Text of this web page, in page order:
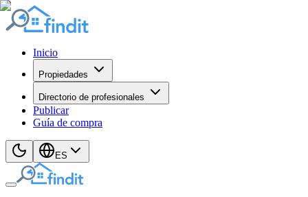
Inicio
Propiedades
Directorio de profesionales
Publicar
Guía de compra
ES